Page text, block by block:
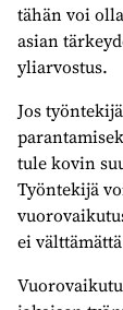
tähän voi
asian
yliarvostus.
Jos
tule kovin
Työntekijä
ei